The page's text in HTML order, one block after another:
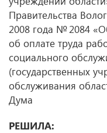
Правительства
2008 года № 2084
об оплате труда
социального
(государственных
обслуживания
Дума
РЕШИЛА: